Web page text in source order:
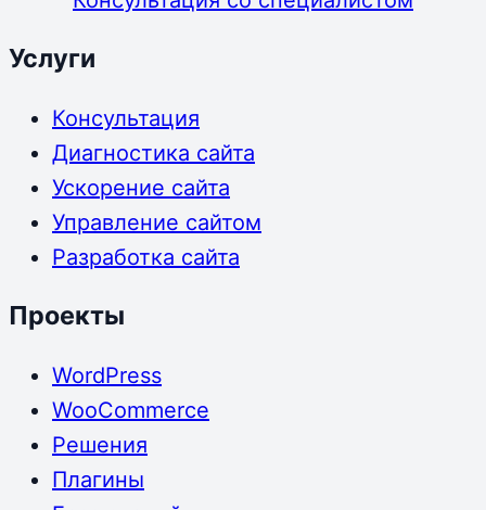
Услуги
Консультация
Диагностика сайта
Ускорение сайта
Управление сайтом
Разработка сайта
Проекты
WordPress
WooCommerce
Решения
Плагины